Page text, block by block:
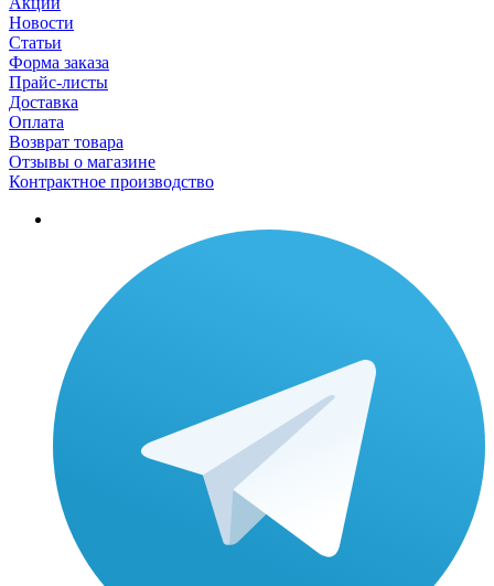
Новости
Статьи
Форма заказа
Прайс-листы
Доставка
Оплата
Возврат товара
Отзывы о магазине
Контрактное производство